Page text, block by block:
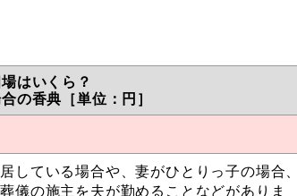
はいくら？
の香典［単位：円］
ている場合や、妻がひとりっ子の場合、
儀の施主を夫が勤めることなどがありま